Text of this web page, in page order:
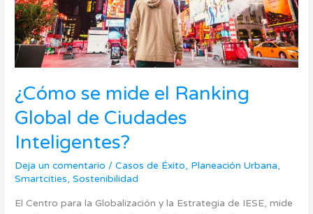
¿Cómo se mide el Ranking
Global de Ciudades
Inteligentes?
Deja un comentario /Casos de Éxito, Planeación Urbana,
Smartcities,Sostenibilidad
El Centro para la Globalización y la Estrategia de IESE, mide
Ciudades
Inteligentes?